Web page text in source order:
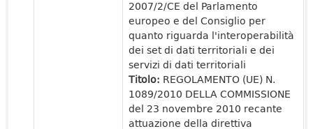
2007/2/CE del Parlamento
europeo e del Consiglio per
quanto riguarda l'interoperabilità
dei set di dati territoriali e dei
servizi di dati territoriali
Titolo: REGOLAMENTO (UE) N.
1089/2010 DELLA COMMISSIONE
del 23 novembre 2010 recante
attuazione della direttiva